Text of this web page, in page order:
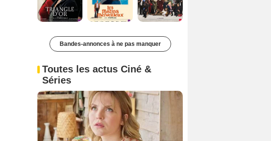
Bandes-annonces à ne pas manquer
Toutes les actus Ciné &
Séries